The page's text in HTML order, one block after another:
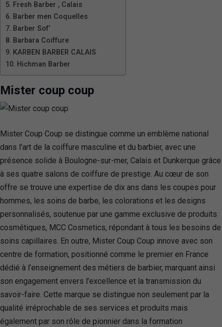
Fresh Barber , Calais
Barber men Coquelles
Barber Sof’
Barbara Coiffure
KARBEN BARBER CALAIS
Hichman Barber
Mister coup coup
Mister Coup Coup se distingue comme un emblème national
dans l’art de la coiffure masculine et du barbier, avec une
présence solide à Boulogne-sur-mer, Calais et Dunkerque grâce
à ses quatre salons de coiffure de prestige. Au cœur de son
offre se trouve une expertise de dix ans dans les coupes pour
hommes, les soins de barbe, les colorations et les designs
personnalisés, soutenue par une gamme exclusive de produits
cosmétiques, MCC Cosmetics, répondant à tous les besoins de
soins capillaires. En outre, Mister Coup Coup innove avec son
centre de formation, positionné comme le premier en France
dédié à l’enseignement des métiers de barbier, marquant ainsi
son engagement envers l’excellence et la transmission du
savoir-faire. Cette marque se distingue non seulement par la
qualité irréprochable de ses services et produits mais
également par son rôle de pionnier dans la formation